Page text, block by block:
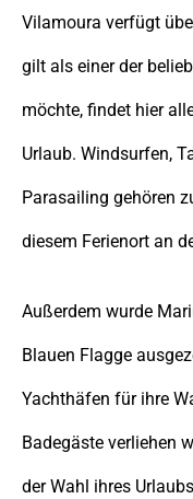
Vilamoura verfügt
gilt als einer der
möchte, findet hier
Urlaub. Windsurfen,
Parasailing gehören
diesem Ferienort an
Außerdem wurde
Blauen Flagge
Yachthäfen für ihre
Badegäste verliehen
der Wahl ihres